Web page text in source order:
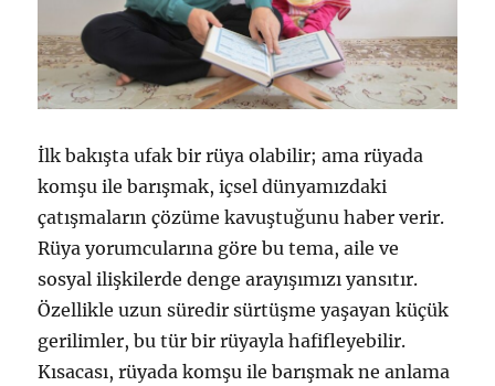
İlk bakışta ufak bir rüya olabilir; ama rüyada
komşu ile barışmak, içsel dünyamızdaki
çatışmaların çözüme kavuştuğunu haber verir.
Rüya yorumcularına göre bu tema, aile ve
sosyal ilişkilerde denge arayışımızı yansıtır.
Özellikle uzun süredir sürtüşme yaşayan küçük
gerilimler, bu tür bir rüyayla hafifleyebilir.
Kısacası, rüyada komşu ile barışmak ne anlama